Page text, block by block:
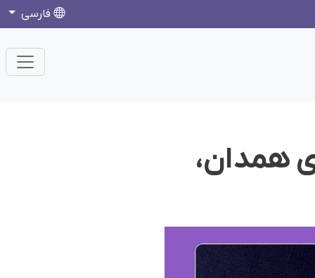
فارسی
همدان،